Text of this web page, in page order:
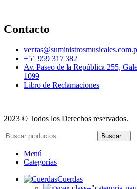
Contacto
+51 959 317 382
Av. Paseo de la República 255,
1099
Libro de Reclamaciones
2023 © Todos los Derechos reservados.
Buscar...
Menú
Categorías
Cuerdas